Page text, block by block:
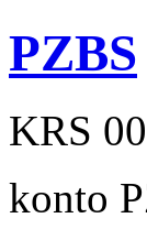
PZBS
KRS
konto